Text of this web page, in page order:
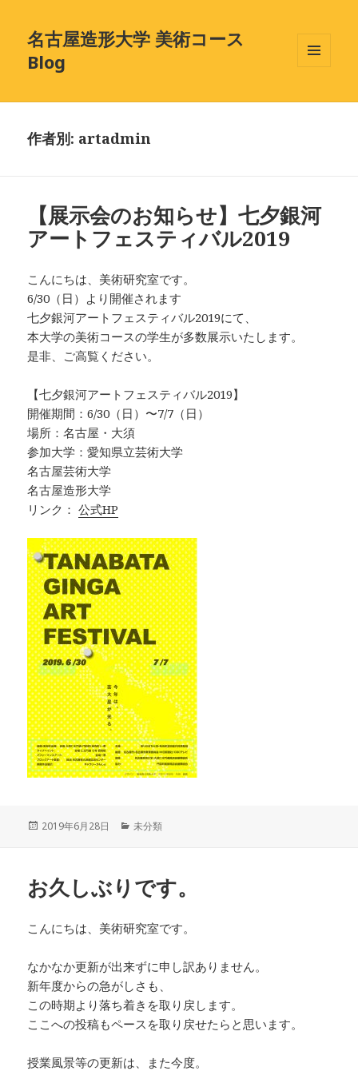
名古屋造形大学 美術コース
Blog
ィジェ
作者別: artadmin
【展示会のお知らせ】七夕銀河
アートフェスティバル2019
こんにちは、美術研究室です。
6/30（日）より開催されます
七夕銀河アートフェスティバル2019にて、
本大学の美術コースの学生が多数展示いたします。
是非、ご高覧ください。
【七夕銀河アートフェスティバル2019】
開催期間：6/30（日）〜7/7（日）
場所：名古屋・大須
参加大学：愛知県立芸術大学
名古屋芸術大学
名古屋造形大学
リンク：公式HP
投
2019年6月28日
カ
ー
未分類
お久しぶりです。
こんにちは、美術研究室です。
なかなか更新が出来ずに申し訳ありません。
新年度からの急がしさも、
この時期より落ち着きを取り戻します。
ここへの投稿もペースを取り戻せたらと思います。
授業風景等の更新は、また今度。